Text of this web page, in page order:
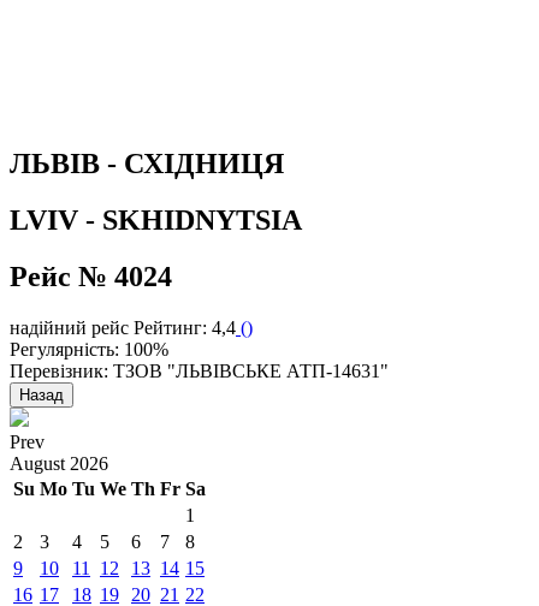
ЛЬВІВ - СХІДНИЦЯ
LVIV - SKHIDNYTSIA
Рейс № 4024
надійний рейс Рейтинг: 4,4 ()
Регулярність: 100%
Перевізник: ТЗОВ "ЛЬВІВСЬКЕ АТП-14631"
Назад
Prev
August 2026
Su Mo Tu We Th Fr Sa
1
2
3 4 5 6 7
8
9
10 11 12 13 14 15
16 17 18 19 20 21 22